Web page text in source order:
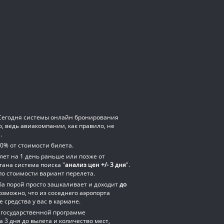
системы онлайн бронирования
ведь авиакомпании, как правило, не
от стоимости билета.
на 1 день раньше или позже от
система поиска "анализ цен +/- 3 дня".
стоимости вариант перелета.
порой просто зашкаливает и доходитдо
что из соседнего аэропорта
у вас в кармане.
программе
дня до вылета и количество мест,